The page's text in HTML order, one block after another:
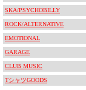
SKA/PSYCHOBILLY
ROCK/ALTERNATIVE
EMOTIONAL
GARAGE
CLUB MUSIC
TシャツGOODS